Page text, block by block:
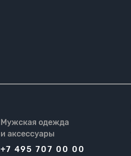
Мужская одежда
и аксессуары
+7 495 707 00 00